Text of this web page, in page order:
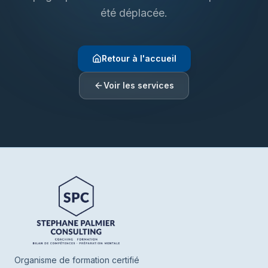
été déplacée.
Retour à l'accueil
Voir les services
Henrie SPC
En ligne
Bonjour ! Je suis Henrie votre assistant de
SPC. Parlez-moi de vous ou de ce que
vous cherchez, je vous oriente vers nos
Organisme de formation certifié